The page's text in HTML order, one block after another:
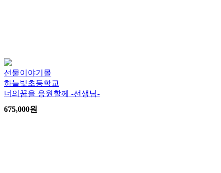
선물이야기몰
하늘빛초등학교
너의꿈을 응원할께 -선생님-
675,000원